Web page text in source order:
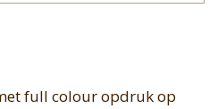
full colour opdruk op